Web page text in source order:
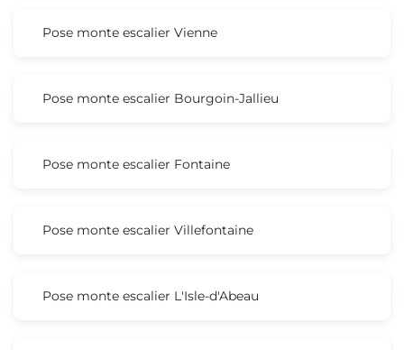
Pose monte escalier Vienne
Pose monte escalier Bourgoin-Jallieu
Pose monte escalier Fontaine
Pose monte escalier Villefontaine
Pose monte escalier L'Isle-d'Abeau